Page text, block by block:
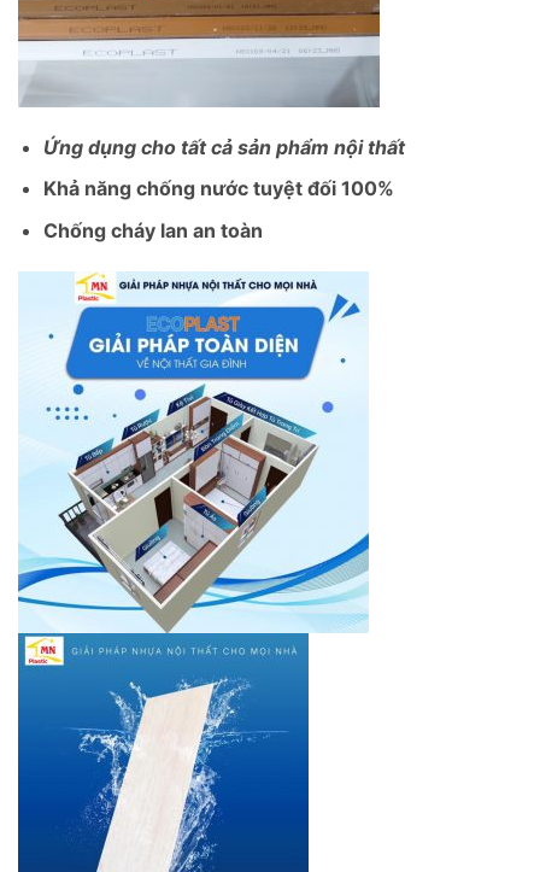
Ứng dụng cho tất cả sản phẩm nội thất
Khả năng chống nước tuyệt đối 100%
Chống cháy lan an toàn